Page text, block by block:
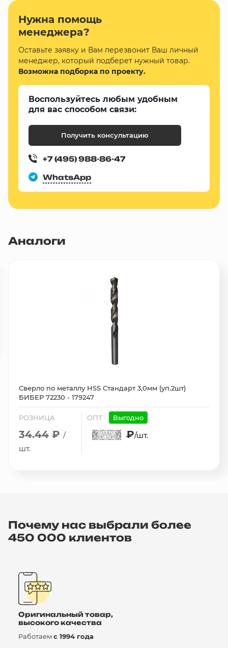
Нужна помощь
менеджера?
Оставьте заявку и Вам перезвонит Ваш личный
менеджер, который подберет нужный товар.
Возможна подборка по проекту.
Воспользуйтесь любым удобным
для вас способом связи:
Получить консультацию
+7 (495) 988-86-47
WhatsApp
Аналоги
Сверло по металлу HSS Стандарт 3,0мм (уп.2шт)
БИБЕР 72230 - 179247
РОЗНИЦА
34.44 ₽ /
шт.
ОПТ Выгодно
₽/шт.
Почему нас выбрали более
450 000 клиентов
Оригинальный товар,
высокого качества
Работаем с 1994 года